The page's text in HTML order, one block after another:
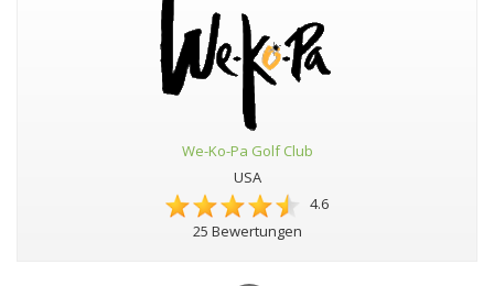
We-Ko-Pa Golf Club
USA
4.6
25 Bewertungen